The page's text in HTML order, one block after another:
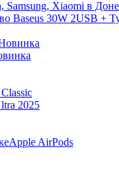
2025
Apple AirPods